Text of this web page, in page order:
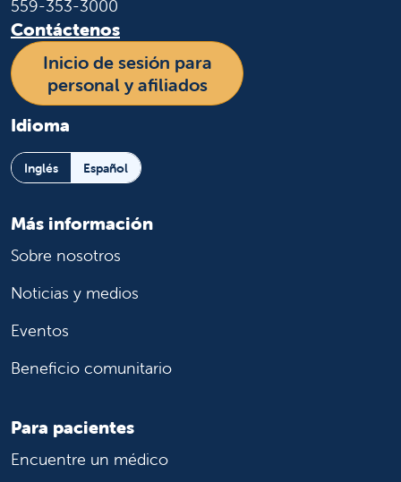
559-353-3000
Contáctenos
Inicio de sesión para
personal y afiliados
Idioma
Inglés Español
Más información
Sobre nosotros
Noticias y medios
Eventos
Beneficio comunitario
Para pacientes
Encuentre un médico